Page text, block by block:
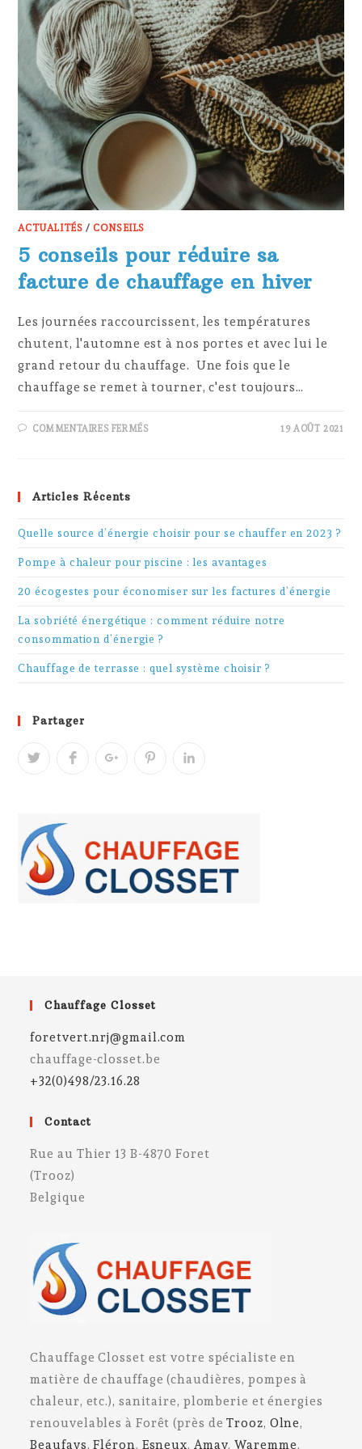
ACTUALITÉS /CONSEILS
5 conseils pour réduire sa
facture de chauffage en hiver
Les journées raccourcissent, les températures
chutent, l'automne est à nos portes et avec lui le
grand retour du chauffage. Une fois que le
chauffage se remet à tourner, c'est toujours…
COMMENTAIRES FERMÉSSUR
HIVER
19 AOÛT 2021
Articles Récents
Quelle source d’énergie choisir pour se chauffer en 2023 ?
Pompe à chaleur pour piscine : les avantages
20 écogestes pour économiser sur les factures d’énergie
La sobriété énergétique : comment réduire notre
consommation d’énergie ?
Chauffage de terrasse : quel système choisir ?
Partager
Chauffage Closset
foretvert.nrj@gmail.com
chauffage-closset.be
+32(0)498/23.16.28
Contact
Rue au Thier 13 B-4870 Foret
(Trooz)
Belgique
Chauffage Closset est votre spécialiste en
matière de chauffage (chaudières, pompes à
chaleur, etc.), sanitaire, plomberie et énergies
renouvelables à Forêt (près deTrooz, Olne,
Beaufays,Fléron, Esneux, Amay,Waremme,